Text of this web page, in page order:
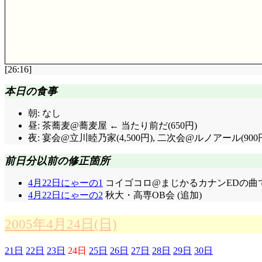
評価……☆☆☆☆(前回比: ±0)
カグツチ側は「人間」なんですか。悪霊に対して「
おほほほほ……」まあこんなサクヤが人外だと悲しい気
か, 卑弥呼の後に倭国を戦乱に陥らせてしまった男王
オナムジ曰く「人間どもの神も為せる術がないかと
すればするほど興味深い台詞だなあ。
軟禁状態の琴乃, 呼ぶ名はタケル。不安な時に, 頼れ
結界の仕組みを芹・明日香(とサクヤ)に話すアマテ
行動に出たのか? 間諜なのではなく, 操られた? そして
ね(--;;;
[26:16]
本日の食事
朝: なし
昼: 茶蕎麦@蕎麦屋 ← 当たり前だ(650円)
夜: 宴会@立川睦乃家(4,500円), 二次会@ルノアール(900
前日分以前の修正箇所
4月22日にゃーの1 コイゴコロ@まじかるカナンEDの曲
4月22日にゃーの2 秋大・高専OB会 (追加)
2005年4月24日(日)
21日 22日 23日 24日 25日 26日 27日 28日 29日 30日